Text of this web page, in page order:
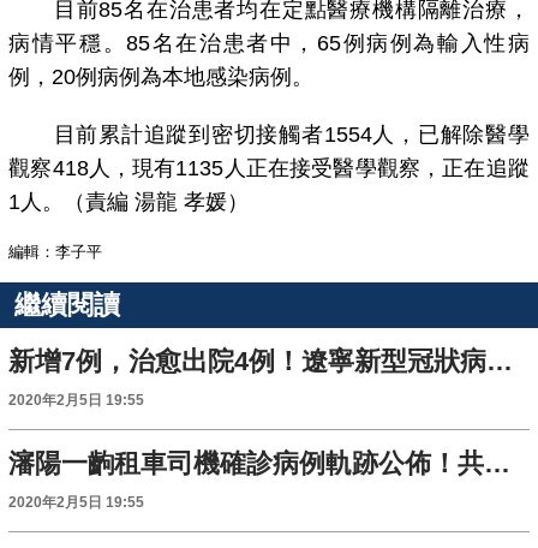
目前85名在治患者均在定點醫療機構隔離治療，
病情平穩。85名在治患者中，65例病例為輸入性病
例，20例病例為本地感染病例。
目前累計追蹤到密切接觸者1554人，已解除醫學
觀察418人，現有1135人正在接受醫學觀察，正在追蹤
1人。（責編 湯龍 孝媛）
編輯：李子平
繼續閱讀
新增7例，治愈出院4例！遼寧新型冠狀病毒感染的肺炎累計確診88例
2020年2月5日 19:55
瀋陽一齣租車司機確診病例軌跡公佈！共有83個載客記錄
2020年2月5日 19:55